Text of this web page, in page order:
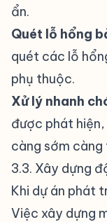
ẩn.
Quét lỗ hổng
quét các lỗ
phụ thuộc.
Xử lý nhanh
được phát
càng sớm
3.3. Xây dựng
Khi dự án phát
Việc xây dựng